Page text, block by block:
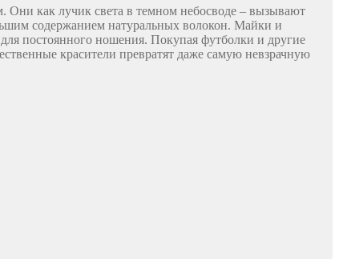
Они как лучик света в темном небосводе – вызывают
содержанием натуральных волокон. Майки и
постоянного ношения. Покупая футболки и другие
красители превратят даже самую невзрачную